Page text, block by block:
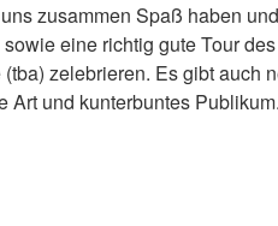
zusammen Spaß haben
eine richtig gute Tour
zelebrieren. Es gibt auch
Art und kunterbuntes